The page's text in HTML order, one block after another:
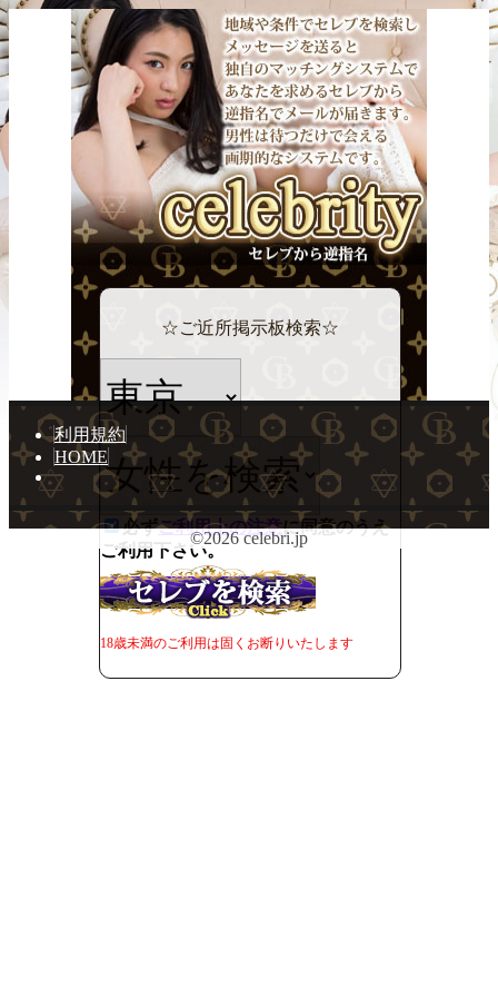
☆ご近所掲示板検索☆
必ずご利用上の注意に同意のうえ
ご利用下さい。
18歳未満のご利用は固くお断りいたします
利用規約
HOME
©2026 celebri.jp